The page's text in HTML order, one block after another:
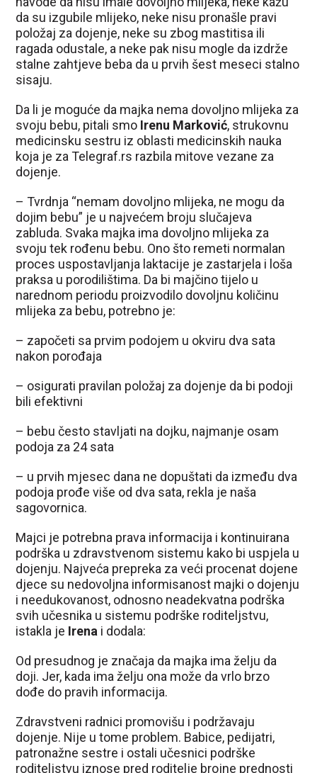
da su izgubile mlijeko, neke nisu pronašle pravi
položaj za dojenje, neke su zbog mastitisa ili
ragada odustale, a neke pak nisu mogle da izdrže
stalne zahtjeve beba da u prvih šest meseci stalno
sisaju.
Da li je moguće da majka nema dovoljno mlijeka za
svoju bebu, pitali smo Irenu Marković, strukovnu
medicinsku sestru iz oblasti medicinskih nauka
koja je za Telegraf.rs razbila mitove vezane za
dojenje.
– Tvrdnja “nemam dovoljno mlijeka, ne mogu da
dojim bebu” je u najvećem broju slučajeva
zabluda. Svaka majka ima dovoljno mlijeka za
svoju tek rođenu bebu. Ono što remeti normalan
proces uspostavljanja laktacije je zastarjela i loša
praksa u porodilištima. Da bi majčino tijelo u
narednom periodu proizvodilo dovoljnu količinu
mlijeka za bebu, potrebno je:
– započeti sa prvim podojem u okviru dva sata
nakon porođaja
– osigurati pravilan položaj za dojenje da bi podoji
bili efektivni
– bebu često stavljati na dojku, najmanje osam
podoja za 24 sata
– u prvih mjesec dana ne dopuštati da između dva
podoja prođe više od dva sata, rekla je naša
sagovornica.
Majci je potrebna prava informacija i kontinuirana
podrška u zdravstvenom sistemu kako bi uspjela u
dojenju. Najveća prepreka za veći procenat dojene
djece su nedovoljna informisanost majki o dojenju
i needukovanost, odnosno neadekvatna podrška
svih učesnika u sistemu podrške roditeljstvu,
istakla je Irena i dodala:
Od presudnog je značaja da majka ima želju da
doji. Jer, kada ima želju ona može da vrlo brzo
dođe do pravih informacija.
Zdravstveni radnici promovišu i podržavaju
dojenje. Nije u tome problem. Babice, pedijatri,
patronažne sestre i ostali učesnici podrške
roditeljstvu iznose pred roditelje brojne prednosti